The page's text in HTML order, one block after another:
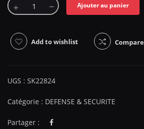
Ajouter au panier
Add to wishlist Compare
UGS : SK22824
Catégorie : DEFENSE & SECURITE
Partager :